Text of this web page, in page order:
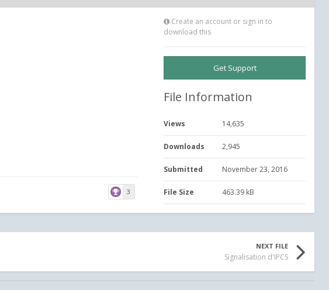
3
Create an account or sign in to
download this
Get Support
File Information
Views 14,635
Downloads 2,945
Submitted November 23, 2016
File Size 463.39 kB
NEXT FILE
Signalisation d'IPCS